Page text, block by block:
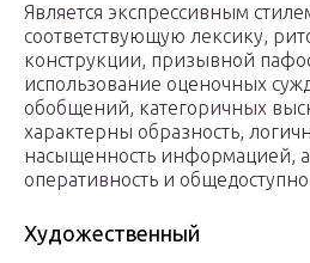
Является экспрессивным
соответствующую лексику,
конструкции, призывной
использование оценочных
обобщений, категоричных
характерны образность,
насыщенность информацией,
оперативность и
Художественный